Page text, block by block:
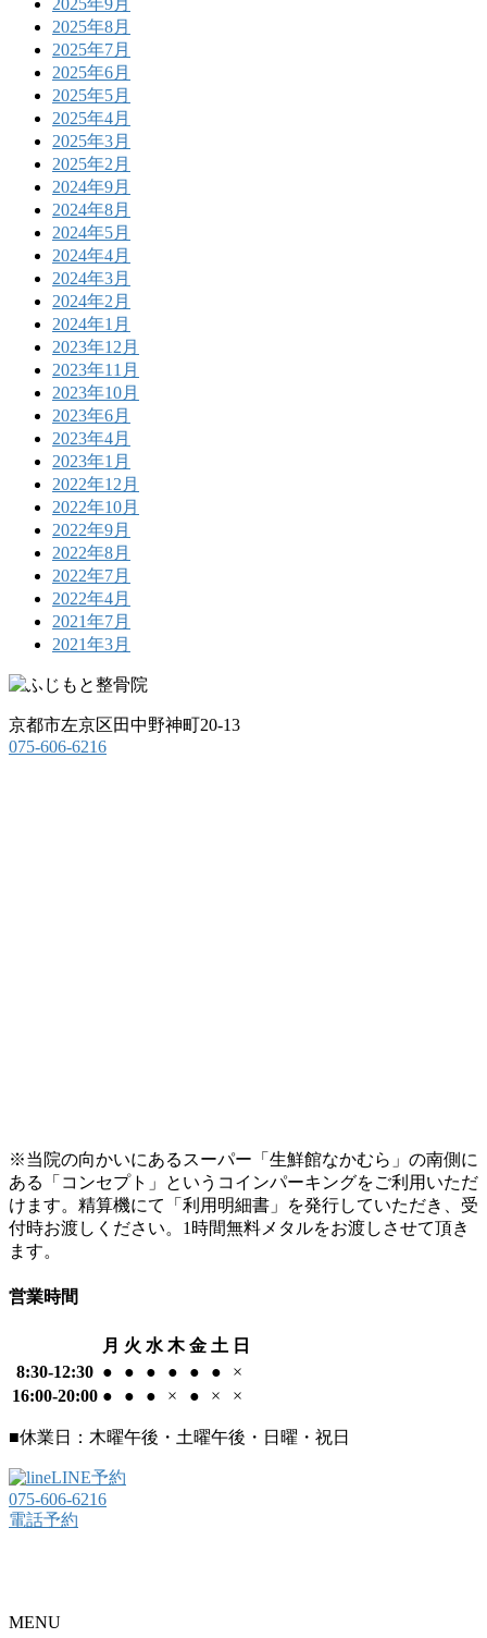
2025年8月
2025年7月
2025年6月
2025年5月
2025年4月
2025年3月
2025年2月
2024年9月
2024年8月
2024年5月
2024年4月
2024年3月
2024年2月
2024年1月
2023年12月
2023年11月
2023年10月
2023年6月
2023年4月
2023年1月
2022年12月
2022年10月
2022年9月
2022年8月
2022年7月
2022年4月
2021年7月
2021年3月
京都市左京区田中野神町20-13
075-606-6216
※当院の向かいにあるスーパー「生鮮館なかむら」の南側に
ある「コンセプト」というコインパーキングをご利用いただ
けます。精算機にて「利用明細書」を発行していただき、受
付時お渡しください。1時間無料メタルをお渡しさせて頂き
ます。
営業時間
月 火 水 木 金 土 日
8:30-12:30 ● ● ● ● ● ●
×
16:00-20:00 ● ● ● × ● × ×
■休業日：木曜午後・土曜午後・日曜・祝日
LINE予約
075-606-6216
電話予約
MENU